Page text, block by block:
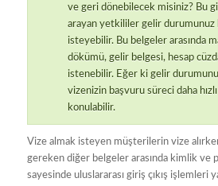
ve geri dönebilecek misiniz? Bu
arayan yetkililer gelir durumunuz
isteyebilir. Bu belgeler arasında
dökümü, gelir belgesi, hesap
istenebilir. Eğer ki gelir
vizenizin başvuru süreci daha
konulabilir.
Vize almak isteyen müşterilerin vize alırken
gereken diğer belgeler arasında kimlik ve
sayesinde uluslararası giriş çıkış işlemleri